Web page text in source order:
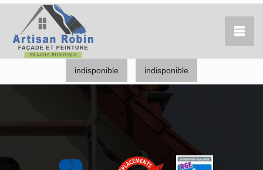
indisponible indisponible